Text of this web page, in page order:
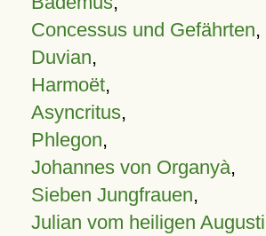
Concessus und Gefährten,
Duvian,
Harmoët,
Asyncritus,
Phlegon,
Johannes von Organyà,
Sieben Jungfrauen,
Julian vom heiligen